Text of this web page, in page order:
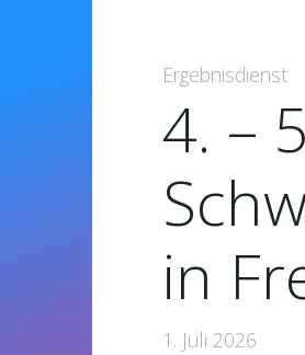
Ergebnisdienst
4. –
in
1. Juli 2026